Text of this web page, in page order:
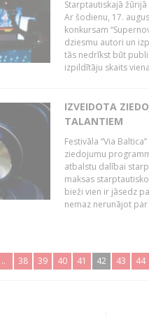
Starptautiskajā
Ar šodienu, 17.
konkursam
dziesmu autori un
tās nedrīkst būt
izpildītāju skaits
IZVEIDOTA
TALANTIEM
Festivāla “Via
ziedojumu
atbalstu dalībai
maksas
bieži vien ir jāsedz
nemaz nerunājot
.. 38 39 40 41 42 43 44